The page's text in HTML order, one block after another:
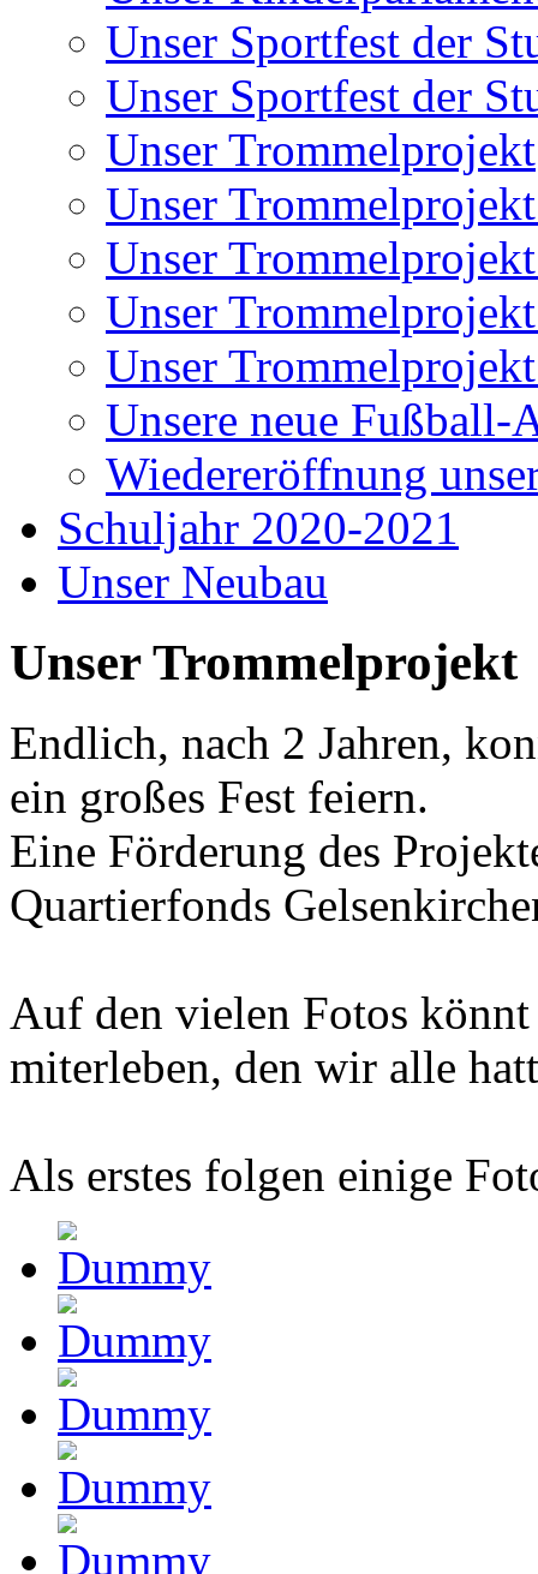
Unser Sportfest der
Unser Sportfest der
Unser Trommelprojekt
Unser
Unser
Unser
Unser
Unsere neue Fußball-
Wiedereröffnung
Schuljahr 2020-2021
Unser Neubau
Unser Trommelprojekt
Endlich, nach 2 Jahren,
ein großes Fest feiern.
Eine Förderung des
Quartierfonds
Auf den vielen Fotos
miterleben, den wir alle
Als erstes folgen einige